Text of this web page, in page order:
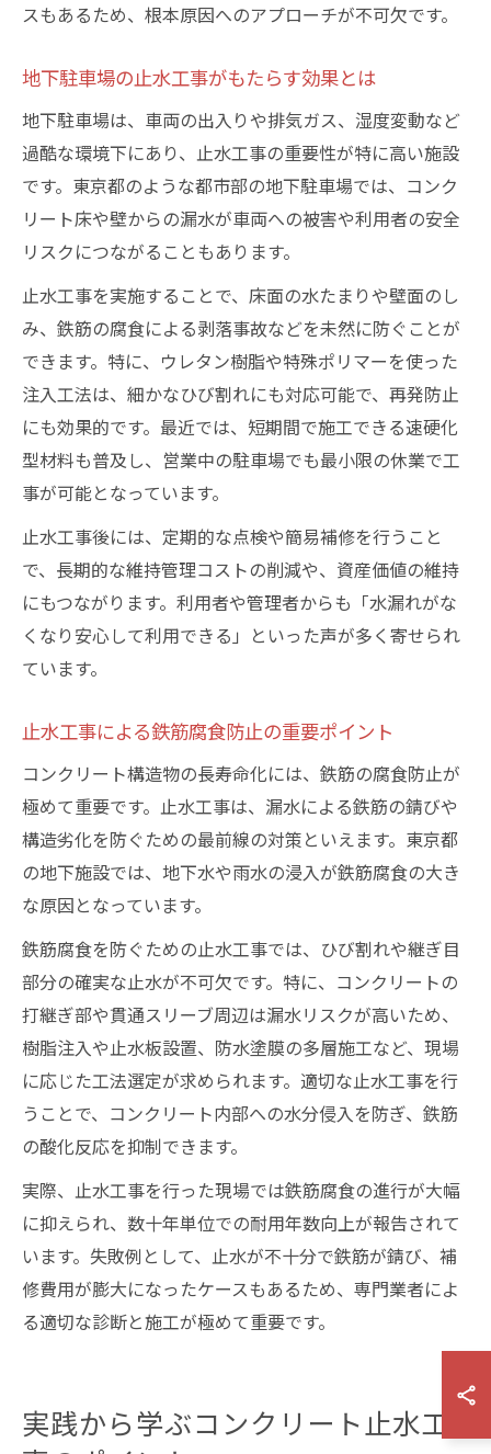
スもあるため、根本原因へのアプローチが不可欠です。
地下駐車場の止水工事がもたらす効果とは
地下駐車場は、車両の出入りや排気ガス、湿度変動など
過酷な環境下にあり、止水工事の重要性が特に高い施設
です。東京都のような都市部の地下駐車場では、コンク
リート床や壁からの漏水が車両への被害や利用者の安全
リスクにつながることもあります。
止水工事を実施することで、床面の水たまりや壁面のし
み、鉄筋の腐食による剥落事故などを未然に防ぐことが
できます。特に、ウレタン樹脂や特殊ポリマーを使った
注入工法は、細かなひび割れにも対応可能で、再発防止
にも効果的です。最近では、短期間で施工できる速硬化
型材料も普及し、営業中の駐車場でも最小限の休業で工
事が可能となっています。
止水工事後には、定期的な点検や簡易補修を行うこと
で、長期的な維持管理コストの削減や、資産価値の維持
にもつながります。利用者や管理者からも「水漏れがな
くなり安心して利用できる」といった声が多く寄せられ
ています。
止水工事による鉄筋腐食防止の重要ポイント
コンクリート構造物の長寿命化には、鉄筋の腐食防止が
極めて重要です。止水工事は、漏水による鉄筋の錆びや
構造劣化を防ぐための最前線の対策といえます。東京都
の地下施設では、地下水や雨水の浸入が鉄筋腐食の大き
な原因となっています。
鉄筋腐食を防ぐための止水工事では、ひび割れや継ぎ目
部分の確実な止水が不可欠です。特に、コンクリートの
打継ぎ部や貫通スリーブ周辺は漏水リスクが高いため、
樹脂注入や止水板設置、防水塗膜の多層施工など、現場
に応じた工法選定が求められます。適切な止水工事を行
うことで、コンクリート内部への水分侵入を防ぎ、鉄筋
の酸化反応を抑制できます。
実際、止水工事を行った現場では鉄筋腐食の進行が大幅
に抑えられ、数十年単位での耐用年数向上が報告されて
います。失敗例として、止水が不十分で鉄筋が錆び、補
修費用が膨大になったケースもあるため、専門業者によ
る適切な診断と施工が極めて重要です。
実践から学ぶコンクリート止水工